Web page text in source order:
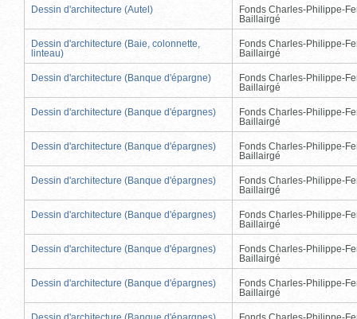
Dessin d'architecture (Autel)
Fonds Charles-Philippe-
Baillairgé
Dessin d'architecture (Baie, colonnette,
linteau)
Fonds Charles-Philippe-
Baillairgé
Dessin d'architecture (Banque d'épargne)
Fonds Charles-Philippe-
Baillairgé
Dessin d'architecture (Banque d'épargnes)
Fonds Charles-Philippe-
Baillairgé
Dessin d'architecture (Banque d'épargnes)
Fonds Charles-Philippe-
Baillairgé
Dessin d'architecture (Banque d'épargnes)
Fonds Charles-Philippe-
Baillairgé
Dessin d'architecture (Banque d'épargnes)
Fonds Charles-Philippe-
Baillairgé
Dessin d'architecture (Banque d'épargnes)
Fonds Charles-Philippe-
Baillairgé
Dessin d'architecture (Banque d'épargnes)
Fonds Charles-Philippe-
Baillairgé